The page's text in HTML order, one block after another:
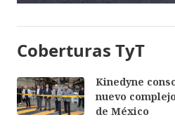
Coberturas TyT
Kinedyne
nuevo
de México